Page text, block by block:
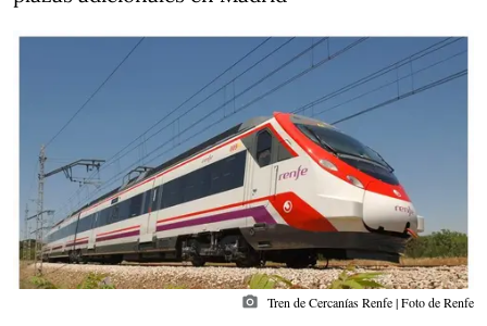
photo_camera Tren de Cercanías Renfe | Foto de Renfe